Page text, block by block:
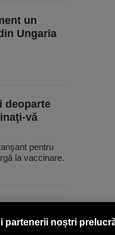
un
Ungaria
deoparte
vă
pentru
la vaccinare.
partenerii noștri